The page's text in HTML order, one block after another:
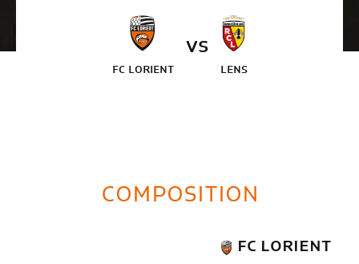
FC LORIENT
VS
LENS
COMPOSITION
FC LORIENT